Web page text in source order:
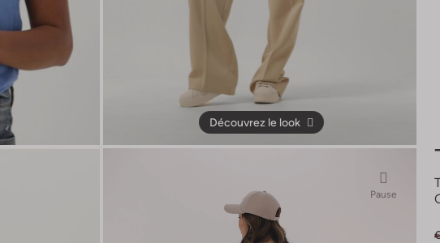
Découvrez le look
Pause